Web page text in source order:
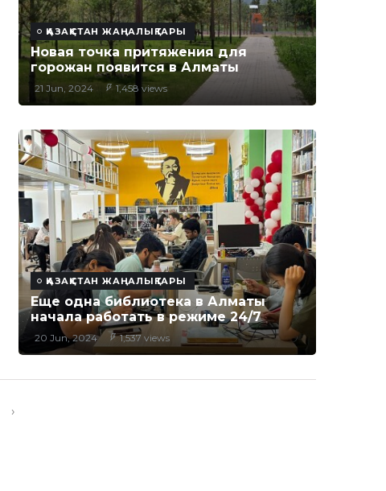
ҚАЗАҚСТАН ЖАҢАЛЫҚТАРЫ
Новая точка притяжения для
горожан появится в Алматы
21 Jun, 2024 1,458 views
ҚАЗАҚСТАН ЖАҢАЛЫҚТАРЫ
Еще одна библиотека в Алматы
начала работать в режиме 24/7
20 Jun, 2024 1,537 views
›